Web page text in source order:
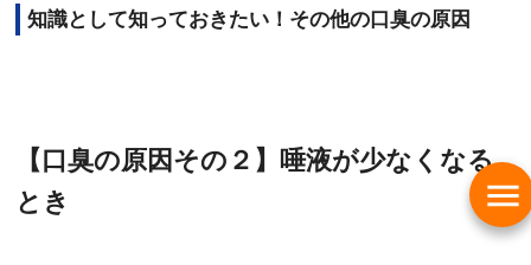
知識として知っておきたい！その他の口臭の原因
【口臭の原因その２】唾液が少なくなる
とき
menu